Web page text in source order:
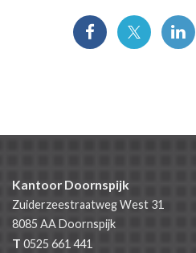
Kantoor Doornspijk
Zuiderzeestraatweg West 31
8085 AADoornspijk
T 0525 661 441